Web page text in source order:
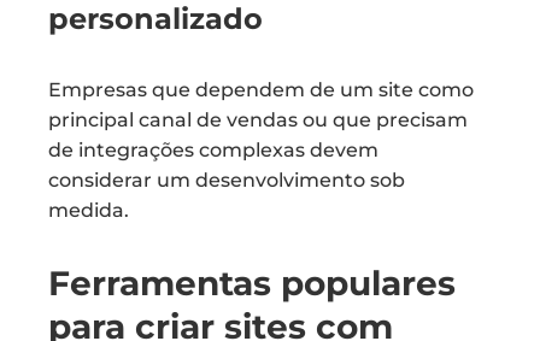
personalizado
Empresas que dependem de um site como
principal canal de vendas ou que precisam
de integrações complexas devem
considerar um desenvolvimento sob
medida.
Ferramentas populares
para criar sites com